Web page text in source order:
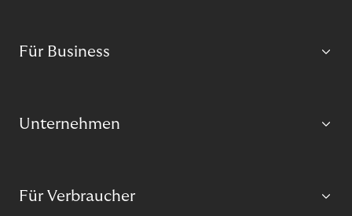
Für Business
Unternehmen
Für Verbraucher